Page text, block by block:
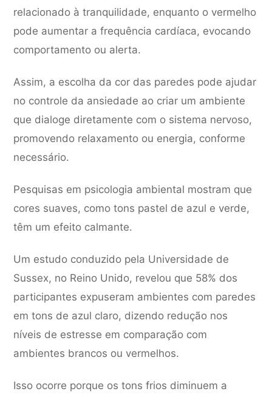
relacionado à tranquilidade, enquanto o vermelho
pode aumentar a frequência cardíaca, evocando
comportamento ou alerta.
Assim, a escolha da cor das paredes pode ajudar
no controle da ansiedade ao criar um ambiente
que dialoge diretamente com o sistema nervoso,
promovendo relaxamento ou energia, conforme
necessário.
Pesquisas em psicologia ambiental mostram que
cores suaves, como tons pastel de azul e verde,
têm um efeito calmante.
Um estudo conduzido pela Universidade de
Sussex, no Reino Unido, revelou que 58% dos
participantes expuseram ambientes com paredes
em tons de azul claro, dizendo redução nos
níveis de estresse em comparação com
ambientes brancos ou vermelhos.
Isso ocorre porque os tons frios diminuem a